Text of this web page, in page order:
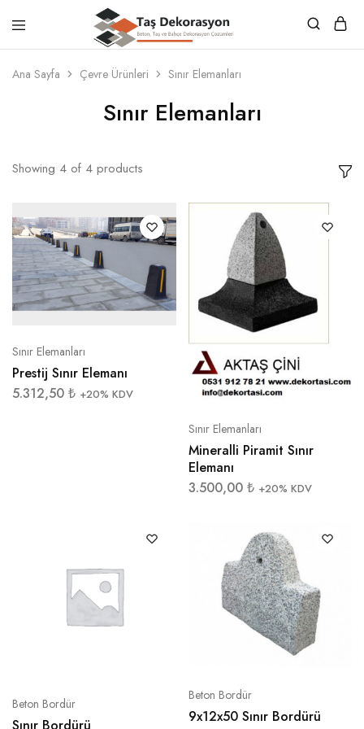
Taş
Dekorasyon
Beton,
Taş
ve
Dekorasyon
Çözümleri
Ana Sayfa Çevre Ürünleri Sınır Elemanları
Sınır Elemanları
Showing 4 of 4 products
Sınır Elemanları
Prestij Sınır Elemanı
5.312,50 ₺ +20% KDV
Sınır Elemanları
Mineralli Piramit Sınır
Elemanı
3.500,00 ₺ +20% KDV
Beton Bordür
Beton Bordür
9x12x50 Sınır Bordürü